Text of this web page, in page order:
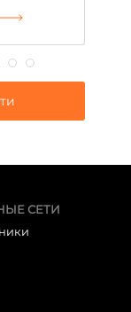
СЕТИ